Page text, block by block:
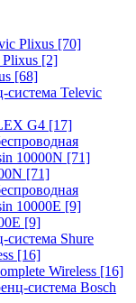
Plixus [70]
[2]
[68]
система Televic
G4 [17]
10000N [71]
[71]
10000E [9]
[9]
система Shure
[16]
Wireless [16]
система Bosch